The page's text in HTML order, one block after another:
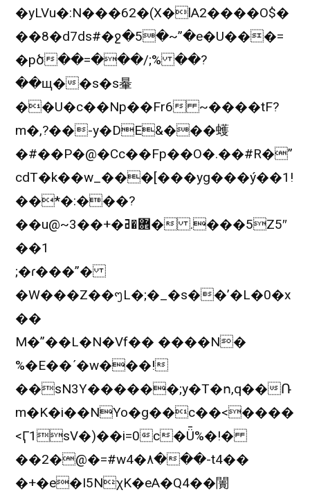
�yLVu�:N���62�(X�lA2����O$�
��8�d7ds#�ջ�5�~”�e�U���=
�pծ��=���/;% ��?
��щ��s�s䡞
��U�c��Np��Fr6 ~����tF?
m�,?��-y�DE&���蠖
�#��P�@�Cc��Fp��O�.��#R�”
cdT�k��w_���[���yg���ý��1!
��*�:���?
��u@~3��+�܎�ߥ� .���5Z5″
��1
;�ɾ���”�
�W���Z��ᪧL�;�_�s��’�L�0�x
��
M�”��L�N�Vf�� ����N�
%�E��ʹ�w���!
��sN3Y������;y�T�ո,q��Ռ
m�K�i��NYo�g��c��<����
<Ӷ1sV�)��i=0c�Ǖ%�!�
��2�@�=#w4�٨���-t4��
�+�e�I5N­χK�eA�Q4��闠